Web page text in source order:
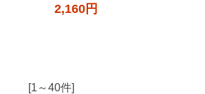
2,160円
[1～40件]